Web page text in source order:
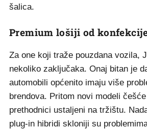
šalica.
Premium lošiji od
Za one koji traže pouzdana vozila,
nekoliko zaključaka. Onaj bitan je
automobili općenito imaju više
brendova. Pritom novi modeli
prethodnici ustaljeni na tržištu.
plug-in hibridi skloniji su